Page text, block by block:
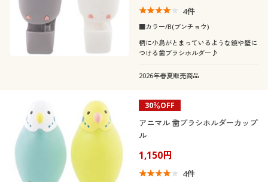
4件
■カラー/B(ブンチョウ)
柄に小鳥がとまっているような鏡や壁に
つける歯ブラシホルダー♪
2026年春夏販売商品
30％OFF
アニマル 歯ブラシホルダーカップ
ル
1,150円
4件